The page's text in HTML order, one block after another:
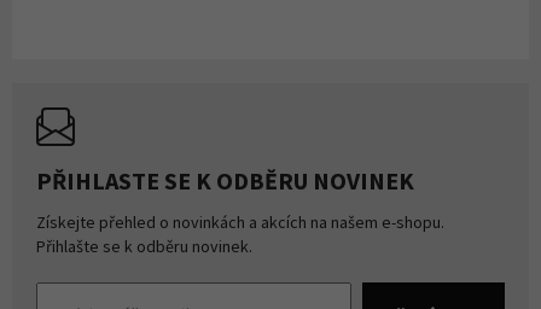
PŘIHLASTE SE K ODBĚRU NOVINEK
Získejte přehled o novinkách a akcích na našem e-shopu.
Přihlašte se k odběru novinek.